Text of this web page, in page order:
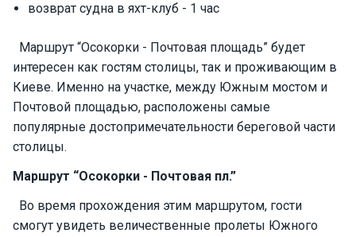
возврат судна в яхт-клуб - 1 час
Маршрут “Осокорки - Почтовая площадь” будет
интересен как гостям столицы, так и проживающим в
Киеве. Именно на участке, между Южным мостом и
Почтовой площадью, расположены самые
популярные достопримечательности береговой части
столицы.
Маршрут “Осокорки - Почтовая пл.”
Во время прохождения этим маршрутом, гости
смогут увидеть величественные пролеты Южного
о
т
р
н
ы
х
ы